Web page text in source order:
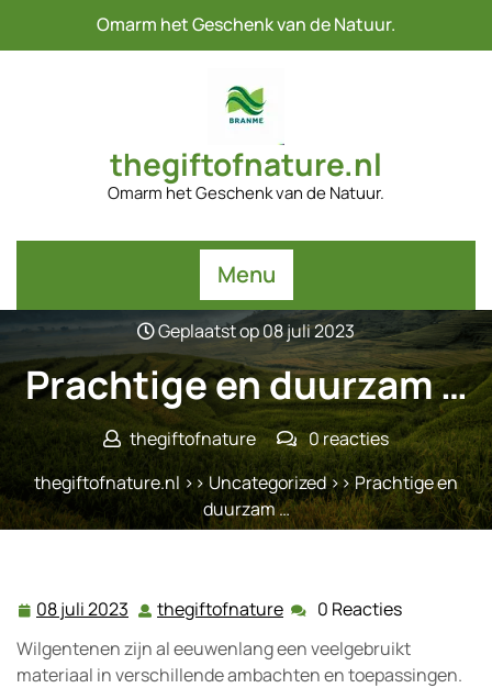
Omarm het Geschenk van de Natuur.
thegiftofnature.nl
Omarm het Geschenk van de Natuur.
Menu
Geplaatst op 08 juli 2023
Prachtige en duurzam …
thegiftofnature
0 reacties
thegiftofnature.nl >>Uncategorized>> Prachtige en
duurzam …
08 juli 2023 08
juli
2023
thegiftofnature thegiftofnature
0 Reacties
Wilgentenen zijn al eeuwenlang een veelgebruikt
materiaal in verschillende ambachten en toepassingen.